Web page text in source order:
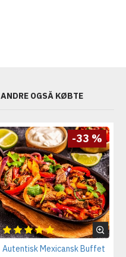
ANDRE OGSÅ KØBTE
-33 %
Autentisk Mexicansk Buffet